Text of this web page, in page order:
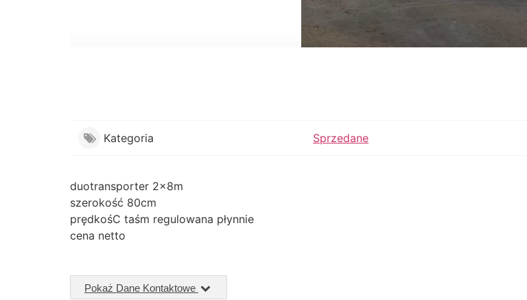
Kategoria Sprzedane
duotransporter 2x8m
szerokość 80cm
prędkośC taśm regulowana płynnie
cena netto
Pokaż Dane Kontaktowe